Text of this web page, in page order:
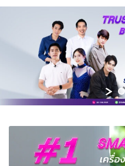
ติดต่อเรา
โทร 061-946-9939
LINE @evmall
ไทย